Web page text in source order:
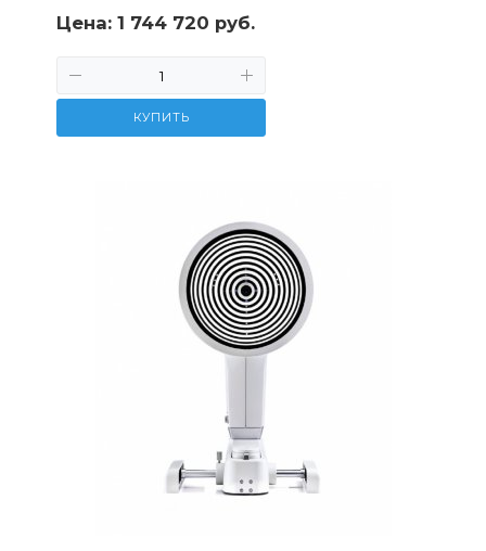
Цена: 1 744 720 руб.
КУПИТЬ